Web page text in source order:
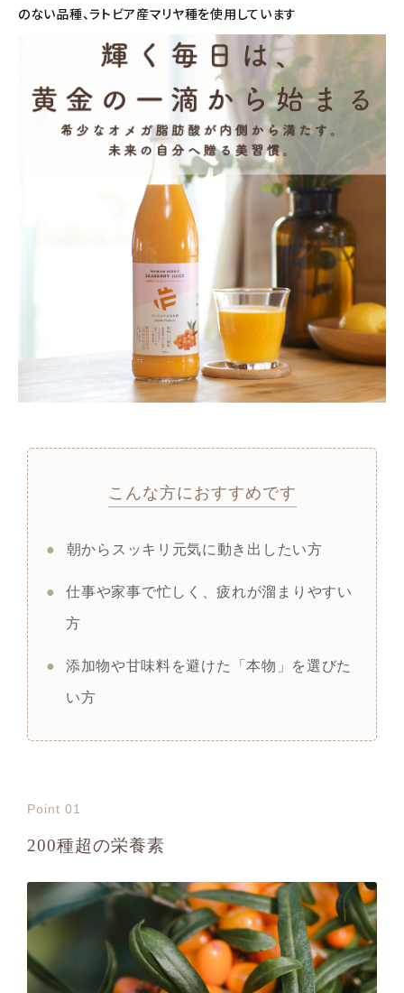
ようこそ ゲスト 様
meeting_room ログイン person 会員登録
のない品種、ラトビア産マリヤ種を使用しています
こんな方におすすめです
● 朝からスッキリ元気に動き出したい方
● 仕事や家事で忙しく、疲れが溜まりやすい
方
● 添加物や甘味料を避けた「本物」を選びた
い方
Point 01
200種超の栄養素